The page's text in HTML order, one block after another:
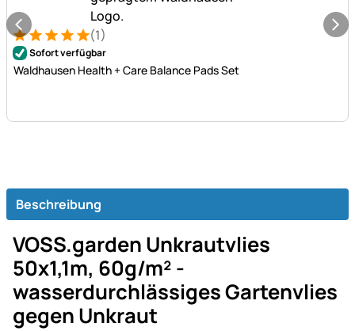
Bewertung: 5 von 5 (1 Bewertungen)
1 Bewertung (1)
Sofort verfügbar
Waldhausen Health + Care Balance Pads Set
Beschreibung
VOSS.garden Unkrautvlies
50x1,1m, 60g/m² -
wasserdurchlässiges Gartenvlies
gegen Unkraut